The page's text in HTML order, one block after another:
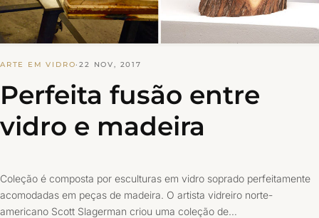
ARTE EM VIDRO·22 NOV, 2017
Perfeita fusão entre
vidro e madeira
Coleção é composta por esculturas em vidro soprado perfeitamente
acomodadas em peças de madeira. O artista vidreiro norte-
americano Scott Slagerman criou uma coleção de…